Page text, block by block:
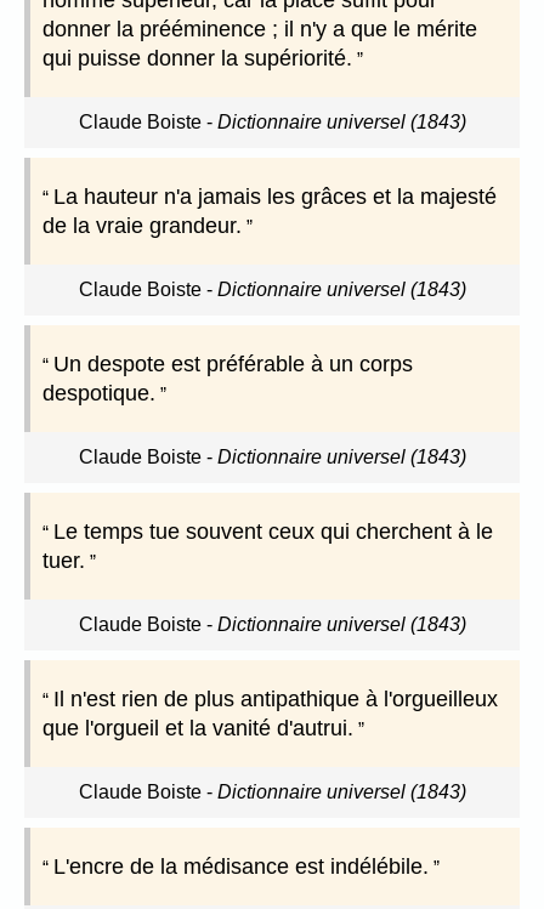
donner la prééminence ; il n'y a que le mérite
qui puisse donner la supériorité.
Claude Boiste- Dictionnaire universel (1843)
La hauteur n'a jamais les grâces et la majesté
de la vraie grandeur.
Claude Boiste- Dictionnaire universel (1843)
Un despote est préférable à un corps
despotique.
Claude Boiste- Dictionnaire universel (1843)
Le temps tue souvent ceux qui cherchent à le
tuer.
Claude Boiste- Dictionnaire universel (1843)
Il n'est rien de plus antipathique à l'orgueilleux
que l'orgueil et la vanité d'autrui.
Claude Boiste- Dictionnaire universel (1843)
L'encre de la médisance est indélébile.